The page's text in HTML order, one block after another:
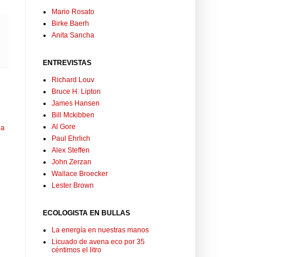
Mario Rosato
Birke Baerh
Anita Sancha
ENTREVISTAS
Richard Louv
Bruce H. Lipton
James Hansen
Bill Mckibben
Al Gore
Paul Ehrlich
Alex Steffen
John Zerzan
Wallace Broecker
Lester Brown
ECOLOGISTA EN BULLAS
La energía en nuestras manos
Licuado de avena eco por 35
céntimos el litro